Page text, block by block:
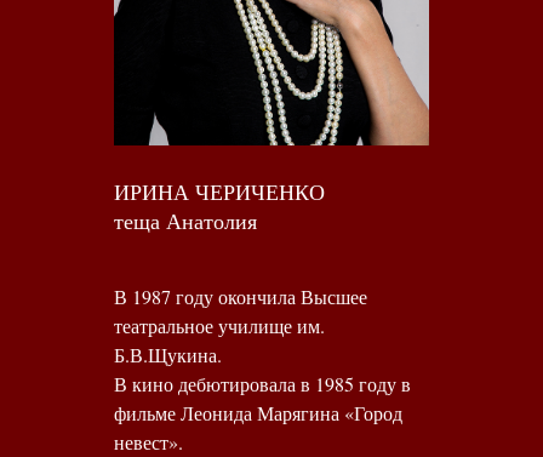
ИРИНА ЧЕРИЧЕНКО
теща Анатолия
В 1987 году окончила Высшее
театральное училище им.
Б.В.Щукина.
В кино дебютировала в 1985 году в
фильме Леонида Марягина «Город
невест».